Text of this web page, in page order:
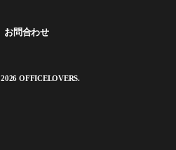
お問合わせ
OFFICELOVERS.